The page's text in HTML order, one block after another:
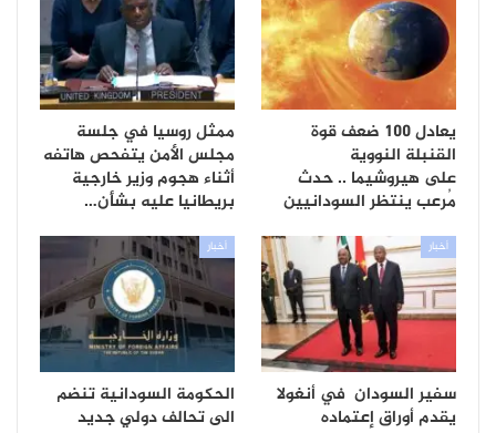
يعادل 100 ضعف قوة
القنبلة النووية
على هيروشيما .. حدث
مُرعب ينتظر السودانيين
ممثل روسيا في جلسة
مجلس الأمن يتفحص هاتفه
أثناء هجوم وزير خارجية
بريطانيا عليه بشأن…
أخبار
سفير السودان في أنغولا
يقدم أوراق إعتماده
أخبار
الحكومة السودانية تنضم
الى تحالف دولي جديد